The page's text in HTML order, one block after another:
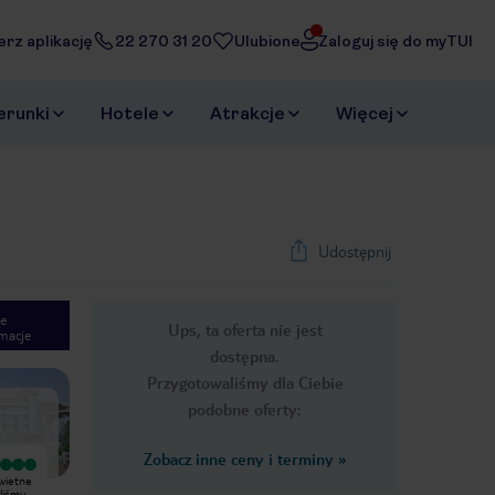
aplikację 22 270 31 20 Ulubione Zaloguj się do myTUI
Hotele Atrakcje Więcej
Udostępnij
Ups, ta oferta nie jest
dostępna.
Przygotowaliśmy dla Ciebie
podobne oferty:
Zobacz inne ceny i terminy »
Next slide
1/28
Wyjątkowy